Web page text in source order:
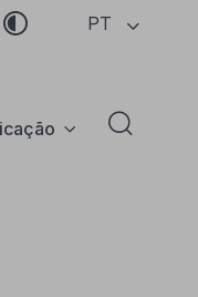
PT
Abrir